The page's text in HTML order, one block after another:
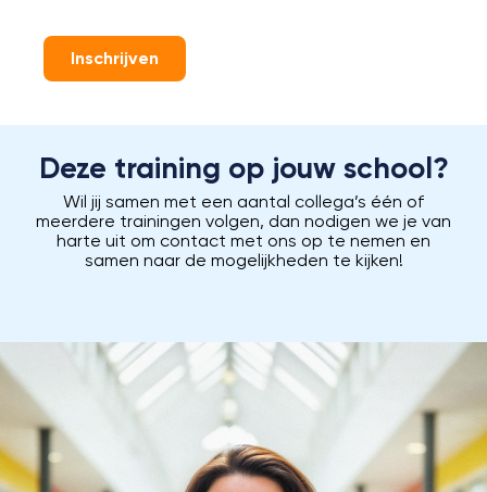
Inschrijven
Deze training op jouw school?
Wil jij samen met een aantal collega’s één of
meerdere trainingen volgen, dan nodigen we je van
harte uit om contact met ons op te nemen en
samen naar de mogelijkheden te kijken!